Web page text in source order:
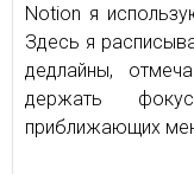
Notion я
Здесь я
дедлайны,
держать
приближающих